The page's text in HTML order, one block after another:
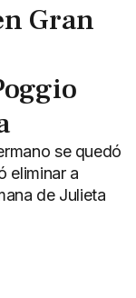
Gran
se quedó
eliminar a
de Julieta